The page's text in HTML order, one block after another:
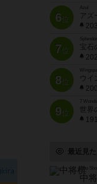
6位
Azul
アズ
7位
宝石
8位
Wingspan
ウイ
9位
7
世界
最近見
Chu
中将